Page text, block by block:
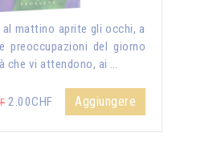
al mattino aprite gli occhi, a
preoccupazioni del giorno
che vi attendono, ai …
2.00CHF Aggiungere